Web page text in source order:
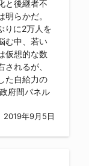
と後継者不
らかだ。
りに2万人を
む中、若い
仮想的な数
れるが、
た自給力の
府間パネル
2019年9月5日